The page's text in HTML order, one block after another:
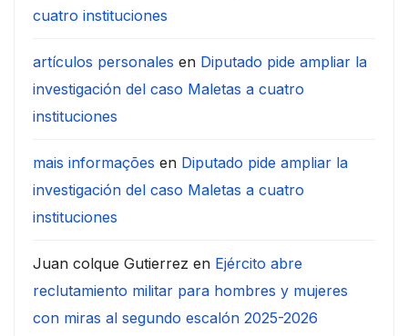
cuatro instituciones
artículos personales en Diputado pide ampliar la
investigación del caso Maletas a cuatro
instituciones
mais informações en Diputado pide ampliar la
investigación del caso Maletas a cuatro
instituciones
Juan colque Gutierrez en Ejército abre
reclutamiento militar para hombres y mujeres
con miras al segundo escalón 2025-2026